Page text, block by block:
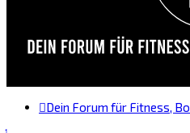
Dein Forum für Fitness,